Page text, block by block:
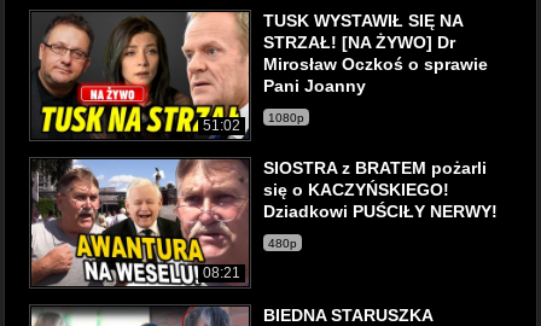
51:02
TUSK WYSTAWIŁ SIĘ NA
STRZAŁ! [NA ŻYWO] Dr
Mirosław Oczkoś o sprawie
Pani Joanny
1080p
08:21
SIOSTRA z BRATEM pożarli
się o KACZYŃSKIEGO!
Dziadkowi PUŚCIŁY NERWY!
480p
BIEDNA STARUSZKA